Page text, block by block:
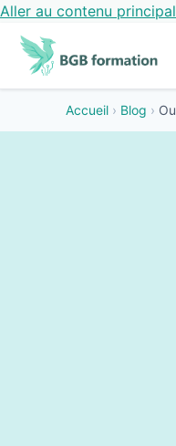
Aller au contenu principal
Accueil › Blog ›